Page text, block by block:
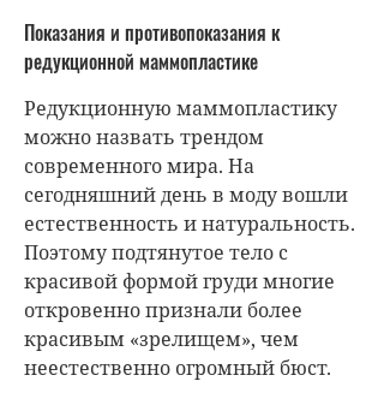
Показания и противопоказания к
редукционной маммопластике
Редукционную маммопластику
можно назвать трендом
современного мира. На
сегодняшний день в моду вошли
естественность и натуральность.
Поэтому подтянутое тело с
красивой формой груди многие
откровенно признали более
красивым «зрелищем», чем
неестественно огромный бюст.